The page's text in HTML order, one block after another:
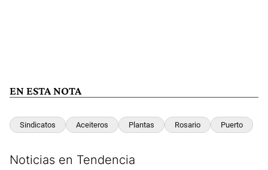
EN ESTA NOTA
Sindicatos Aceiteros Plantas Rosario Puerto
Noticias en Tendencia